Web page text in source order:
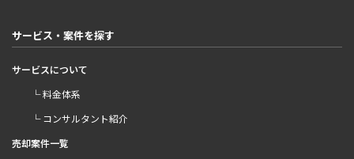
サービス・案件を探す
サービスについて
└ 料金体系
└ コンサルタント紹介
売却案件一覧